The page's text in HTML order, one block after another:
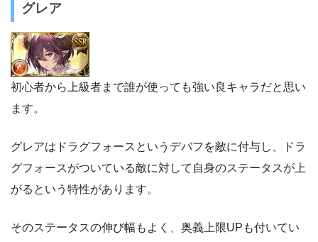
グレア
初心者から上級者まで誰が使っても強い良キャラだと思い
ます。
グレアはドラグフォースというデバフを敵に付与し、ドラ
グフォースがついている敵に対して自身のステータスが上
がるという特性があります。
そのステータスの伸び幅もよく、奥義上限UPも付いてい